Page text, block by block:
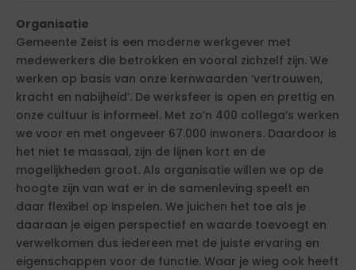
Organisatie
Gemeente Zeist is een moderne werkgever met
medewerkers die betrokken en vooral zichzelf zijn. We
werken op basis van onze kernwaarden ‘vertrouwen,
kracht en nabijheid’. De werksfeer is open en prettig en
onze cultuur is informeel. Met zo’n 400 collega’s werken
we voor en met ongeveer 67.000 inwoners. Daardoor is
het niet te massaal, zijn de lijnen kort en de
mogelijkheden groot. Als organisatie willen we op de
hoogte zijn van wat er in de samenleving speelt en
daar flexibel op inspelen. We juichen het toe als je
daaraan je eigen perspectief en waarde toevoegt en
verwelkomen dus iedereen met de juiste ervaring en
eigenschappen voor de functie. Waar je wieg ook heeft